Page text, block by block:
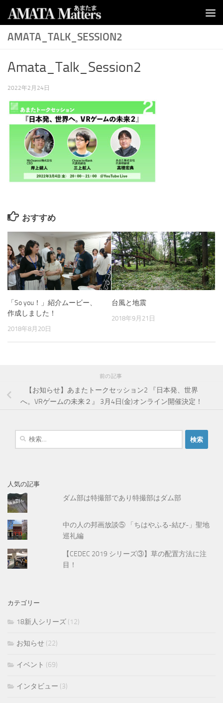
コンテンツへスキップ
AMATA_TALK_SESSION2
Amata_Talk_Session2
2022年2月24日
おすすめ
「So you！」紹介ムービー、
作成しました！
2018年8月20日
台風と地震
2018年9月21日
前の記事
【お知らせ】あまたトークセッション2 『日本発、世界
へ。VRゲームの未来２』 3月4日(金)オンライン開催決定！
検
人気の記事
ダム部は特撮部であり特撮部はダム部
中の人の邦画放談⑤ 「ちはやふる-結び-」聖地
巡礼編
【CEDEC 2019 シリーズ③】草の配置方法に注
目！
カテゴリー
18新人シリーズ (12)
お知らせ (22)
イベント (69)
インタビュー (3)